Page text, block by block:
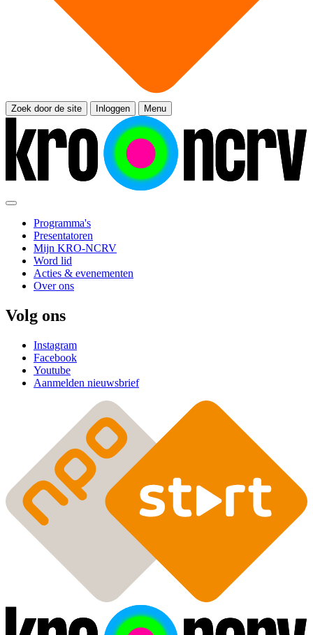
Zoek door de site Inloggen Menu
Programma's
Presentatoren
Mijn KRO-NCRV
Word lid
Acties & evenementen
Over ons
Volg ons
Instagram
Facebook
Youtube
Aanmelden nieuwsbrief